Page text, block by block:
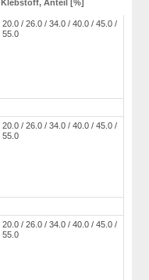
Klebstoff, Anteil [%]
20.0 / 26.0 / 34.0 / 40.0 / 45.0 /
55.0
20.0 / 26.0 / 34.0 / 40.0 / 45.0 /
55.0
20.0 / 26.0 / 34.0 / 40.0 / 45.0 /
55.0